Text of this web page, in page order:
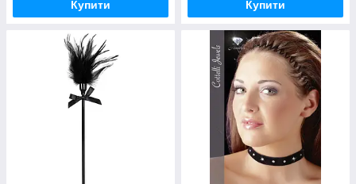
Купити Купити